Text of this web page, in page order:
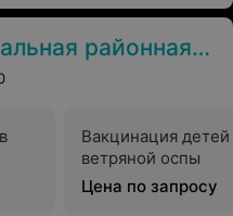
районная больница
Вакцинация детей
ветряной оспы
Цена по запросу